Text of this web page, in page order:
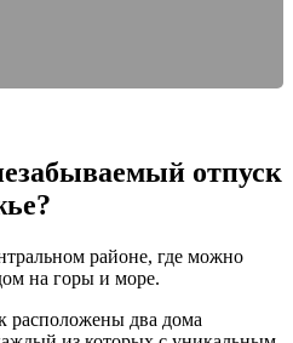
отпуск
районе, где можно
на горы и море.
расположены два дома